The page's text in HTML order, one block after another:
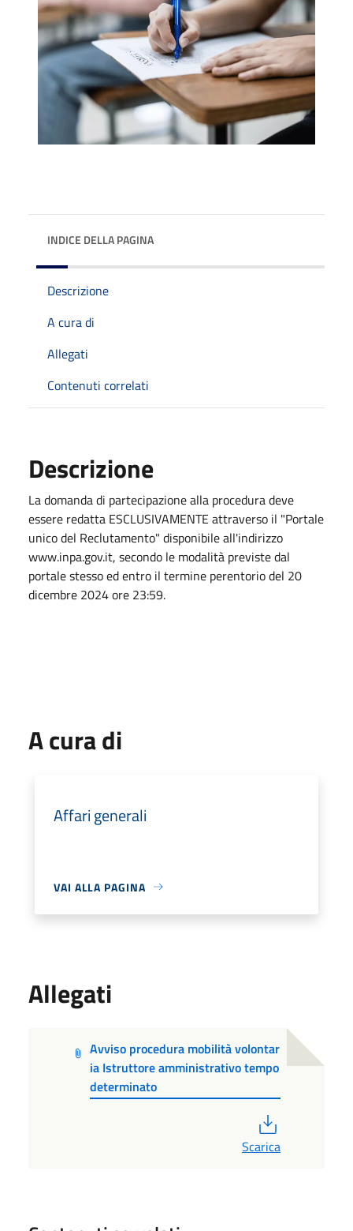
INDICE DELLA PAGINA
Descrizione
A cura di
Allegati
Contenuti correlati
Descrizione
La domanda di partecipazione alla procedura deve
essere redatta ESCLUSIVAMENTE attraverso il "Portale
unico del Reclutamento" disponibile all'indirizzo
www.inpa.gov.it, secondo le modalità previste dal
portale stesso ed entro il termine perentorio del 20
dicembre 2024 ore 23:59.
A cura di
Affari generali
VAI ALLA PAGINA
Allegati
Avviso procedura mobilità volontar
ia Istruttore amministrativo tempo
determinato
Scarica